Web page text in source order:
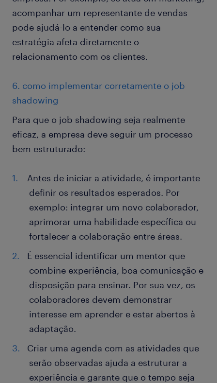
acompanhar um representante de vendas
pode ajudá-lo a entender como sua
estratégia afeta diretamente o
relacionamento com os clientes.
6. como implementar corretamente o job
shadowing
Para que o job shadowing seja realmente
eficaz, a empresa deve seguir um processo
bem estruturado:
Antes de iniciar a atividade, é importante
definir os resultados esperados. Por
exemplo: integrar um novo colaborador,
aprimorar uma habilidade específica ou
fortalecer a colaboração entre áreas.
É essencial identificar um mentor que
combine experiência, boa comunicação e
disposição para ensinar. Por sua vez, os
colaboradores devem demonstrar
interesse em aprender e estar abertos à
adaptação.
Criar uma agenda com as atividades que
serão observadas ajuda a estruturar a
experiência e garante que o tempo seja